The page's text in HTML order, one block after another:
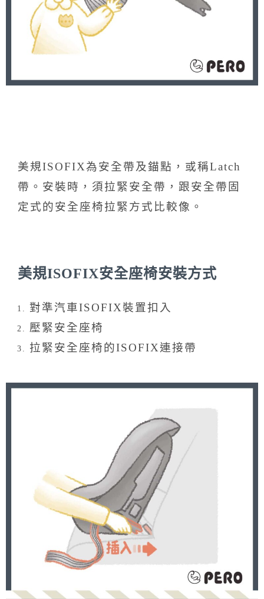
美規ISOFIX為安全帶及錨點，或稱Latch
帶。安裝時，須拉緊安全帶，跟安全帶固
定式的安全座椅拉緊方式比較像。
美規ISOFIX安全座椅安裝方式
對準汽車ISOFIX裝置扣入
壓緊安全座椅
拉緊安全座椅的ISOFIX連接帶